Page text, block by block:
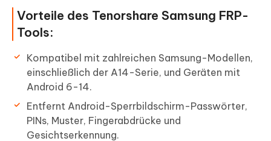
Vorteile des Tenorshare Samsung FRP-
Tools:
Kompatibel mit zahlreichen Samsung-Modellen,
einschließlich der A14-Serie, und Geräten mit
Android 6-14.
Entfernt Android-Sperrbildschirm-Passwörter,
PINs, Muster, Fingerabdrücke und
Gesichtserkennung.